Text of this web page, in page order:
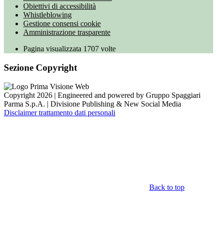
Obiettivi di accessibilità
Whistleblowing
Gestione consensi cookie
Amministrazione trasparente
Pagina visualizzata 1707 volte
Sezione Copyright
Copyright 2026 | Engineered and powered by Gruppo Spaggiari
Parma S.p.A. | Divisione Publishing & New Social Media
Disclaimer trattamento dati personali
Back to top